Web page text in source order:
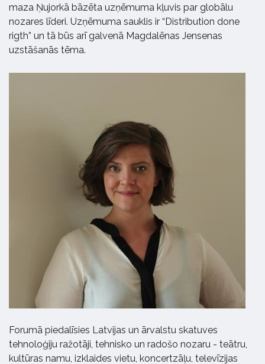
maza Ņujorkā bāzēta uzņēmuma kļuvis par globālu
nozares līderi. Uzņēmuma sauklis ir “Distribution done
rigth” un tā būs arī galvenā Magdalēnas Jensenas
uzstāšanās tēma.
Forumā piedalīsies Latvijas un ārvalstu skatuves
tehnoloģiju ražotāji, tehnisko un radošo nozaru - teātru,
kultūras namu, izklaides vietu, koncertzāļu, televīzijas